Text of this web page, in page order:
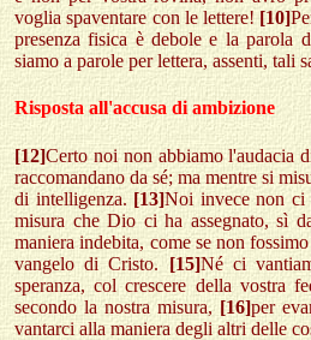
voglia spaventare con le lettere![10]
presenza fisica è debole e la parola
siamo a parole per lettera, assenti, tali
Risposta all'accusa di ambizione
[12]Certo noi non abbiamo l'audacia
raccomandano da sé; ma mentre si
di intelligenza. [13]Noi invece non ci
misura che Dio ci ha assegnato, sì
maniera indebita, come se non
vangelo di Cristo.[15]Né ci
speranza, col crescere della vostra
secondo la nostra misura, [16]per
vantarci alla maniera degli altri delle